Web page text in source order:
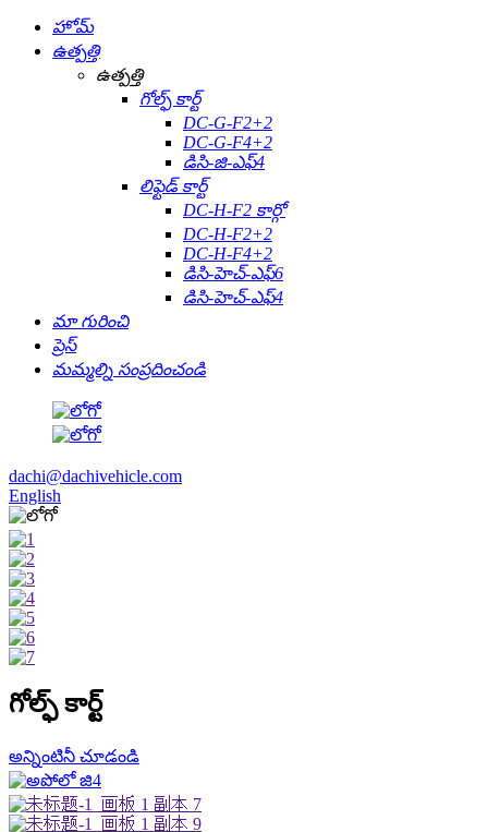
హోమ్
ఉత్పత్తి
ఉత్పత్తి
గోల్ఫ్ కార్ట్
DC-G-F2+2
DC-G-F4+2
డిసి-జి-ఎఫ్4
లిఫ్టెడ్ కార్ట్
DC-H-F2 కార్గో
DC-H-F2+2
DC-H-F4+2
డిసి-హెచ్-ఎఫ్6
డిసి-హెచ్-ఎఫ్4
మా గురించి
ప్రెస్
మమ్మల్ని సంప్రదించండి
dachi@dachivehicle.com
English
గోల్ఫ్ కార్ట్
అన్నింటినీ చూడండి